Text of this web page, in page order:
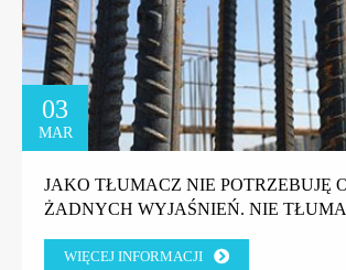
03
MAR
JAKO TŁUMACZ NIE POTRZEBUJĘ
ŻADNYCH WYJAŚNIEŃ. NIE
TEKST NA JĘZYK POLSKI:
WIĘCEJ INFORMACJI